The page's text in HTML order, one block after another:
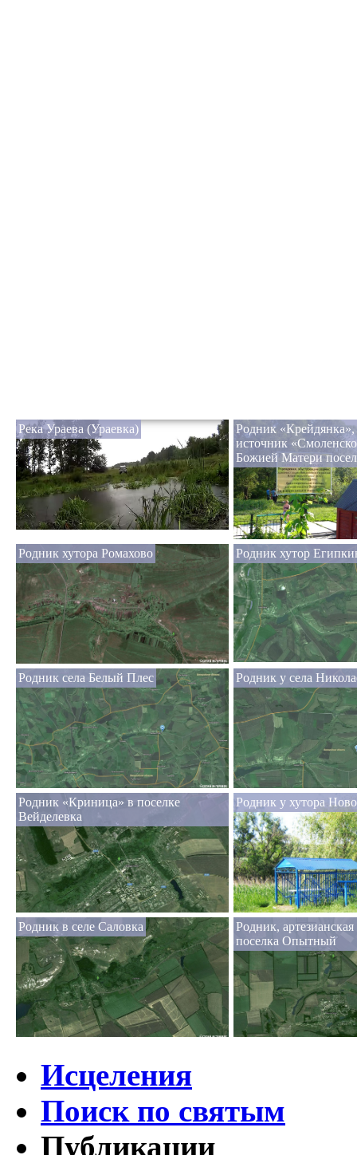
Река Ураева (Ураевка)
Родник «Крейдянка»,
источник
Божией Матери
Родник хутора Ромахово Родник хутор
Родник села Белый Плес Родник у села
Родник «Криница» в поселке
Вейделевка
Родник у хутора
Родник в селе Саловка
Родник,
поселка Опытный
Исцеления
Поиск по святым
Публикации